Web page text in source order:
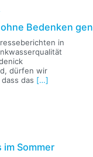
Bedenken
in
dürfen wir
das […]
Sommer